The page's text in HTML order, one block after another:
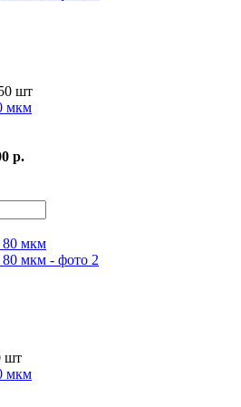
шт
мкм
р.
шт
мкм